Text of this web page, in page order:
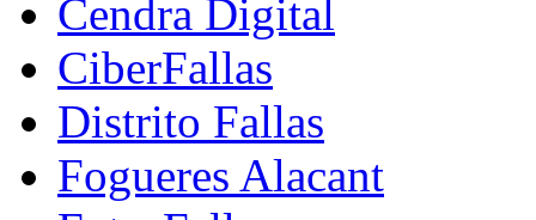
Cendra Digital
CiberFallas
Distrito Fallas
Fogueres Alacant